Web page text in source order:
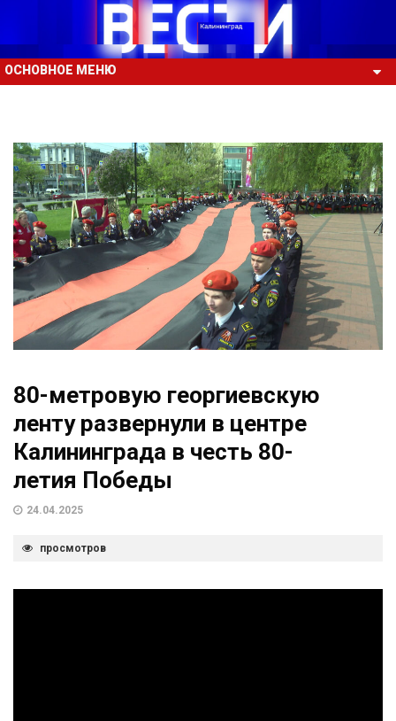
ОСНОВНОЕ МЕНЮ
80-метровую георгиевскую
ленту развернули в центре
Калининграда в честь 80-
летия Победы
24.04.2025
просмотров